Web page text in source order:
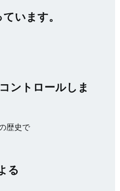
います。
ントロールしま
歴史で
る